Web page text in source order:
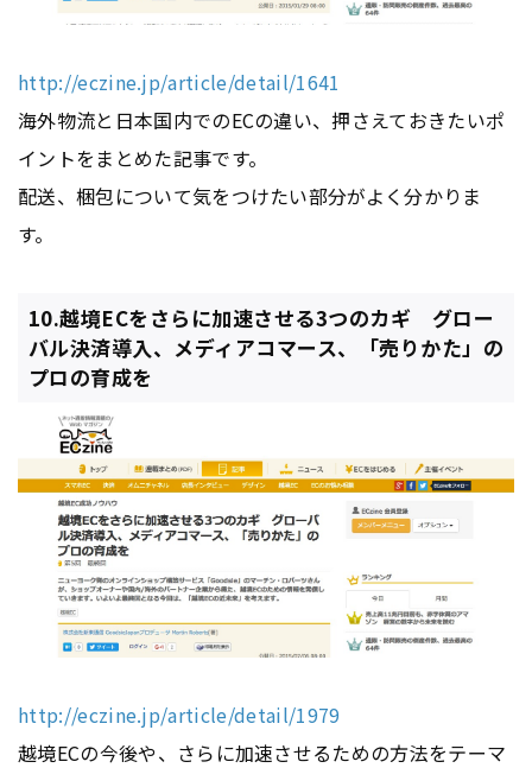
http://eczine.jp/article/detail/1641
海外物流と日本国内でのECの違い、押さえておきたいポ
イントをまとめた記事です。
配送、梱包について気をつけたい部分がよく分かりま
す。
10.越境ECをさらに加速させる3つのカギ グロー
バル決済導入、メディアコマース、「売りかた」の
プロの育成を
http://eczine.jp/article/detail/1979
越境ECの今後や、さらに加速させるための方法をテーマ